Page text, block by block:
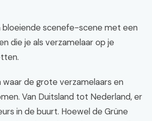
bloeiende scenefe-scene met een
die je als verzamelaar op je
waar de grote verzamelaars en
Van Duitsland tot Nederland, er
in de buurt. Hoewel de Grüne